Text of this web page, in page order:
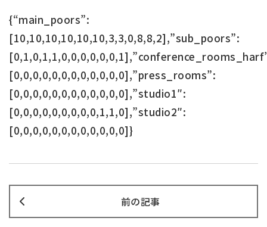
{“main_poors”:
[10,10,10,10,10,10,3,3,0,8,8,2],”sub_poors”:
[0,0,0,0,0,0,0,0,0,0,0,0],”press_rooms”:
[0,0,0,0,0,0,0,0,0,0,0,0],”studio1″:
[0,0,0,0,0,0,0,0,0,1,1,0],”studio2″:
[0,0,0,0,0,0,0,0,0,0,0,0]}
前の記事